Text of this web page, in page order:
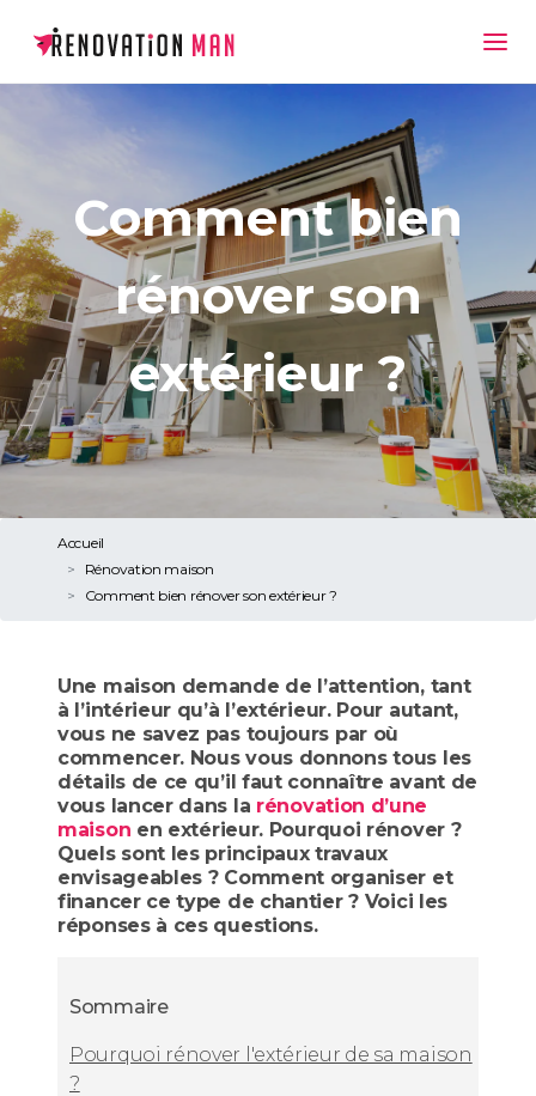
Comment bien
rénover son
extérieur ?
Accueil
Rénovation maison
Comment bien rénover son extérieur ?
Une maison demande de l’attention, tant
à l’intérieur qu’à l’extérieur. Pour autant,
vous ne savez pas toujours par où
commencer. Nous vous donnons tous les
détails de ce qu’il faut connaître avant de
vous lancer dans la rénovation d’une
maison en extérieur. Pourquoi rénover ?
Quels sont les principaux travaux
envisageables ? Comment organiser et
financer ce type de chantier ? Voici les
réponses à ces questions.
Sommaire
Pourquoi rénover l'extérieur de sa maison
?